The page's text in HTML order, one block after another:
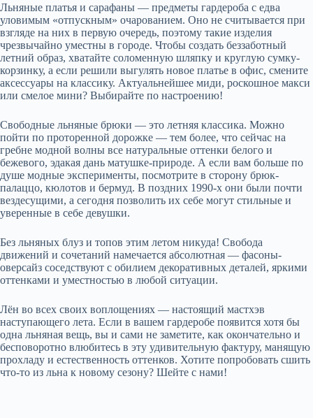
Льняные платья и сарафаны — предметы гардероба с едва
уловимым «отпускным» очарованием. Оно не считывается при
взгляде на них в первую очередь, поэтому такие изделия
чрезвычайно уместны в городе. Чтобы создать беззаботный
летний образ, хватайте соломенную шляпку и круглую сумку-
корзинку, а если решили выгулять новое платье в офис, смените
аксессуары на классику. Актуальнейшее миди, роскошное макси
или смелое мини? Выбирайте по настроению!
Свободные льняные брюки — это летняя классика. Можно
пойти по проторенной дорожке — тем более, что сейчас на
гребне модной волны все натуральные оттенки белого и
бежевого, эдакая дань матушке-природе. А если вам больше по
душе модные эксперименты, посмотрите в сторону брюк-
палаццо, кюлотов и бермуд. В поздних 1990-х они были почти
вездесущими, а сегодня позволить их себе могут стильные и
уверенные в себе девушки.
Без льняных блуз и топов этим летом никуда! Свобода
движений и сочетаний намечается абсолютная — фасоны-
оверсайз соседствуют с обилием декоративных деталей, яркими
оттенками и уместностью в любой ситуации.
Лён во всех своих воплощениях — настоящий мастхэв
наступающего лета. Если в вашем гардеробе появится хотя бы
одна льняная вещь, вы и сами не заметите, как окончательно и
бесповоротно влюбитесь в эту удивительную фактуру, манящую
прохладу и естественность оттенков. Хотите попробовать сшить
что-то из льна к новому сезону? Шейте с нами!